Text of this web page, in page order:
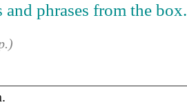
phrases from the box.